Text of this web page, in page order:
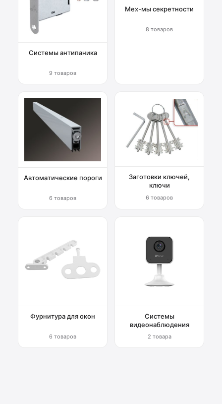
Системы антипаника
9 товаров
Мех-мы секретности
8 товаров
Автоматические пороги
6 товаров
Заготовки ключей,
ключи
6 товаров
Фурнитура для окон
6 товаров
Системы
видеонаблюдения
2 товара